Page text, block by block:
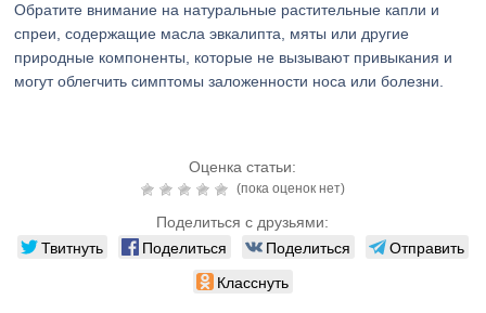
Обратите внимание на натуральные растительные капли и
спреи, содержащие масла эвкалипта, мяты или другие
природные компоненты, которые не вызывают привыкания и
могут облегчить симптомы заложенности носа или болезни.
Оценка статьи:
(пока оценок нет)
Поделиться с друзьями:
Твитнуть Поделиться Поделиться
Отправить
Класснуть